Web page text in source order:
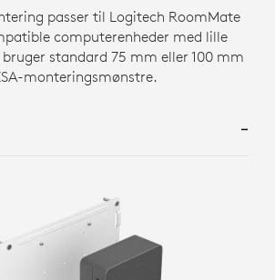
passer til Logitech RoomMate
computerenheder med lille
standard 75 mm eller 100 mm
monteringsmønstre.